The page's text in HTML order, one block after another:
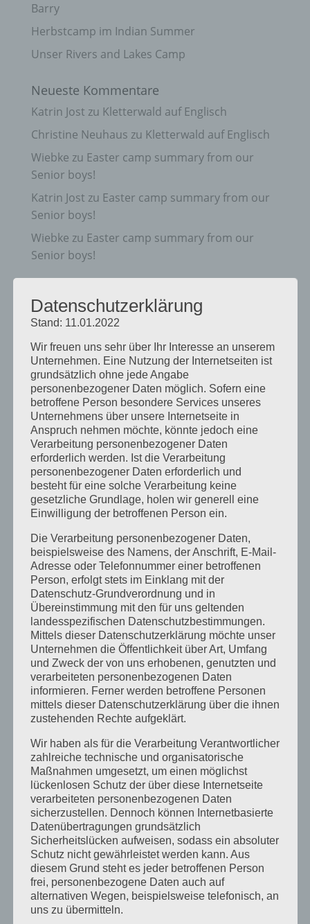
Barry
Herbstcamp im Indian Summer
Unser Rivers and Lakes Camp
Neueste Kommentare
Katrin Jost zu Kletterwald auf Englisch
Christine Neuhaus zu Kletterwald auf Englisch
Wiebke zu Easter camp summary from our
Senior boys!
Katrin Jost zu Easter camp summary from our
Senior boys!
Wiebke zu Easter camp summary from our
Senior boys!
September 2021
Oktober 2020
September 2020
August 2020
Juli 2020
Juni 2020
Mai 2020
April 2020
März 2020
August 2019
Juni 2019
April 2019
November 2018
Oktober 2018
August 2018
Juli 2018
Mai 2018
April 2018
August 2017
Juli 2017
Juni 2017
August 2016
Juli 2016
November 2015
September 2015
August 2015
Datenschutzerklärung
Stand: 11.01.2022
Wir freuen uns sehr über Ihr Interesse an unserem
Unternehmen. Eine Nutzung der Internetseiten ist
grundsätzlich ohne jede Angabe
personenbezogener Daten möglich. Sofern eine
betroffene Person besondere Services unseres
Unternehmens über unsere Internetseite in
Anspruch nehmen möchte, könnte jedoch eine
Verarbeitung personenbezogener Daten
erforderlich werden. Ist die Verarbeitung
personenbezogener Daten erforderlich und
besteht für eine solche Verarbeitung keine
gesetzliche Grundlage, holen wir generell eine
Einwilligung der betroffenen Person ein.
Die Verarbeitung personenbezogener Daten,
beispielsweise des Namens, der Anschrift, E-Mail-
Adresse oder Telefonnummer einer betroffenen
Person, erfolgt stets im Einklang mit der
Datenschutz-Grundverordnung und in
Übereinstimmung mit den für uns geltenden
landesspezifischen Datenschutzbestimmungen.
Mittels dieser Datenschutzerklärung möchte unser
Unternehmen die Öffentlichkeit über Art, Umfang
und Zweck der von uns erhobenen, genutzten und
verarbeiteten personenbezogenen Daten
informieren. Ferner werden betroffene Personen
mittels dieser Datenschutzerklärung über die ihnen
zustehenden Rechte aufgeklärt.
Wir haben als für die Verarbeitung Verantwortlicher
zahlreiche technische und organisatorische
Maßnahmen umgesetzt, um einen möglichst
lückenlosen Schutz der über diese Internetseite
verarbeiteten personenbezogenen Daten
sicherzustellen. Dennoch können Internetbasierte
Datenübertragungen grundsätzlich
Sicherheitslücken aufweisen, sodass ein absoluter
Schutz nicht gewährleistet werden kann. Aus
diesem Grund steht es jeder betroffenen Person
frei, personenbezogene Daten auch auf
alternativen Wegen, beispielsweise telefonisch, an
uns zu übermitteln.